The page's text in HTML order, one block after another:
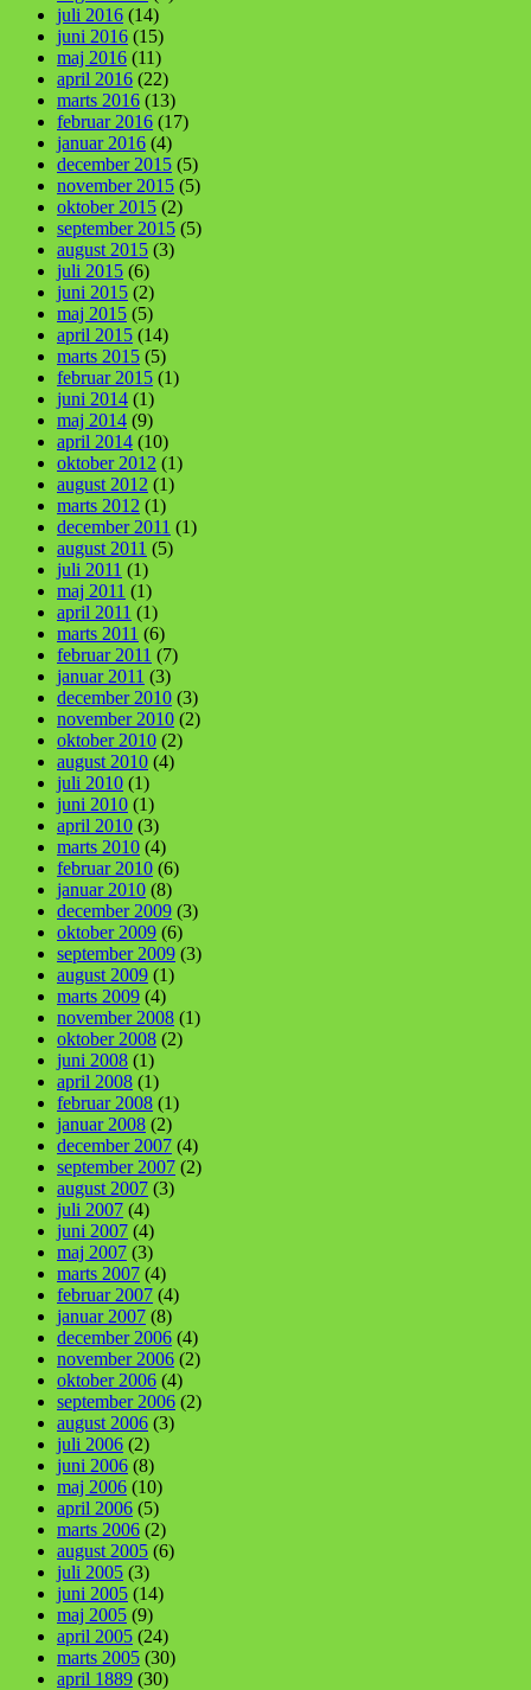
juli 2016 (14)
juni 2016 (15)
maj 2016 (11)
april 2016 (22)
marts 2016 (13)
februar 2016 (17)
januar 2016 (4)
december 2015 (5)
november 2015 (5)
oktober 2015 (2)
september 2015 (5)
august 2015 (3)
juli 2015 (6)
juni 2015 (2)
maj 2015 (5)
april 2015 (14)
marts 2015 (5)
februar 2015 (1)
juni 2014 (1)
maj 2014 (9)
april 2014 (10)
oktober 2012 (1)
august 2012 (1)
marts 2012 (1)
december 2011 (1)
august 2011 (5)
juli 2011 (1)
maj 2011 (1)
april 2011 (1)
marts 2011 (6)
februar 2011 (7)
januar 2011 (3)
december 2010 (3)
november 2010 (2)
oktober 2010 (2)
august 2010 (4)
juli 2010 (1)
juni 2010 (1)
april 2010 (3)
marts 2010 (4)
februar 2010 (6)
januar 2010 (8)
december 2009 (3)
oktober 2009 (6)
september 2009 (3)
august 2009 (1)
marts 2009 (4)
november 2008 (1)
oktober 2008 (2)
juni 2008 (1)
april 2008 (1)
februar 2008 (1)
januar 2008 (2)
december 2007 (4)
september 2007 (2)
august 2007 (3)
juli 2007 (4)
juni 2007 (4)
maj 2007 (3)
marts 2007 (4)
februar 2007 (4)
januar 2007 (8)
december 2006 (4)
november 2006 (2)
oktober 2006 (4)
september 2006 (2)
august 2006 (3)
juli 2006 (2)
juni 2006 (8)
maj 2006 (10)
april 2006 (5)
marts 2006 (2)
august 2005 (6)
juli 2005 (3)
juni 2005 (14)
maj 2005 (9)
april 2005 (24)
marts 2005 (30)
april 1889 (30)